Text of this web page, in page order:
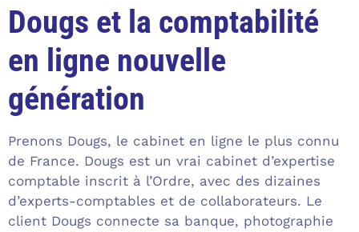
Dougs et la comptabilité
en ligne nouvelle
génération
Prenons Dougs, le cabinet en ligne le plus connu
de France. Dougs est un vrai cabinet d’expertise
comptable inscrit à l’Ordre, avec des dizaines
d’experts-comptables et de collaborateurs. Le
client Dougs connecte sa banque, photographie